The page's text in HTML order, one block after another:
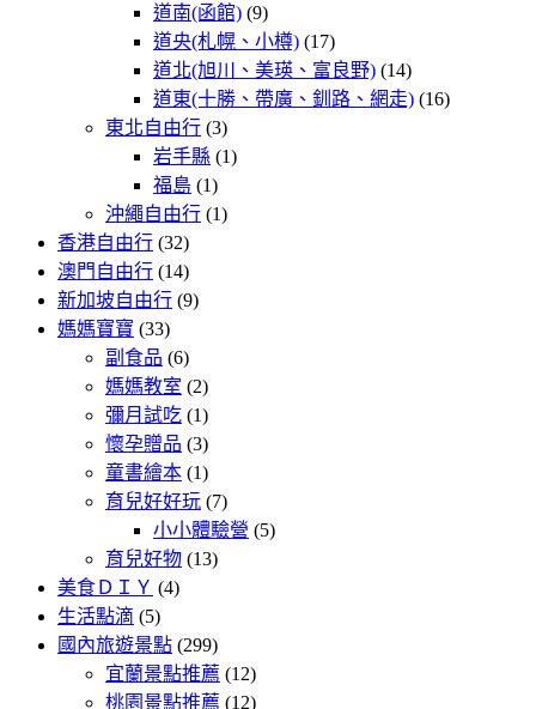
道南(函館) (9)
道央(札幌、小樽) (17)
道北(旭川、美瑛、富良野) (14)
道東(十勝、帶廣、釧路、網走) (16)
東北自由行 (3)
岩手縣 (1)
福島 (1)
沖繩自由行 (1)
香港自由行 (32)
澳門自由行 (14)
新加坡自由行 (9)
媽媽寶寶 (33)
副食品 (6)
媽媽教室 (2)
彌月試吃 (1)
懷孕贈品 (3)
童書繪本 (1)
育兒好好玩 (7)
小小體驗營 (5)
育兒好物 (13)
美食ＤＩＹ (4)
生活點滴 (5)
國內旅遊景點 (299)
宜蘭景點推薦 (12)
桃園景點推薦 (12)